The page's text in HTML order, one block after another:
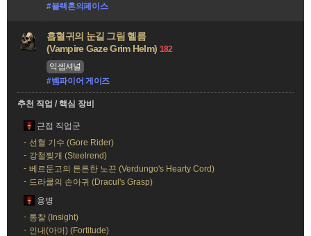
#블랙혼의페이스
흡혈귀의 눈길 그림 헬름
(Vampire Gaze Grim Helm) 182
익셉셔널
#벰파이어 게이즈
추천 직업 / 핵심 장비
근접 직업군
선혈 기수 (Gore Rider)
강철찢개 (Steelrend)
베르둔고의 튼튼한 노끈 (Verdungo's Hearty Cord)
드라쿨의 손아귀 (Dracul's Grasp)
용병
통찰 (Insight)
인내(아머) (Fortitude)